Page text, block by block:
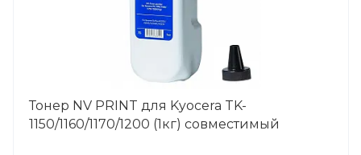
Тонер NV PRINT для Kyocera TK-
1150/1160/1170/1200 (1кг) совместимый